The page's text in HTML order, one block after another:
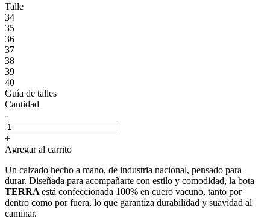
Talle
34
35
36
37
38
39
40
Guía de talles
Cantidad
-
+
Agregar al carrito
Un calzado hecho a mano, de industria nacional, pensado para
durar. Diseñada para acompañarte con estilo y comodidad, la bota
TERRA está confeccionada 100% en cuero vacuno, tanto por
dentro como por fuera, lo que garantiza durabilidad y suavidad al
caminar.